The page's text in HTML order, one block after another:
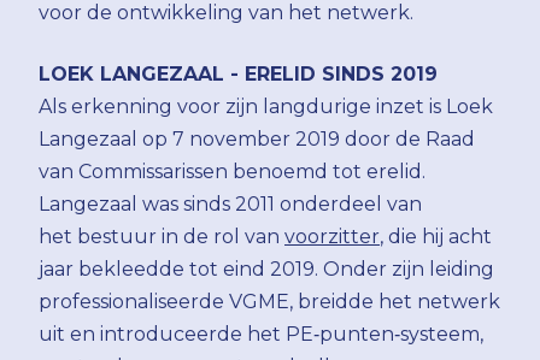
voor de ontwikkeling van het netwerk.
LOEK LANGEZAAL - ERELID SINDS 2019
Als erkenning voor zijn langdurige inzet is Loek
Langezaal op 7 november 2019 door de Raad
van Commissarissen benoemd tot erelid.
Langezaal was sinds 2011 onderdeel van
het bestuur in de rol van voorzitter, die hij acht
jaar bekleedde tot eind 2019. Onder zijn leiding
professionaliseerde VGME, breidde het netwerk
uit en introduceerde het PE‑punten‑systeem,